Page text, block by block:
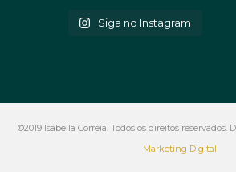
Siga no Instagram
©2019 Isabella Correia. Todos os direitos reservados.
Marketing Digital